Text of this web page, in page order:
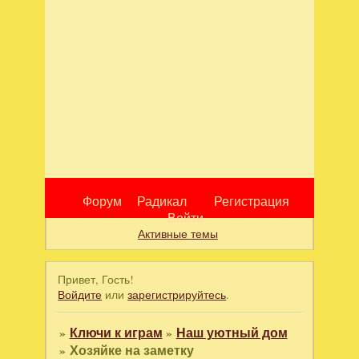
Форум Радикал
Регистрация
Войти
Активные темы
Привет, Гость!
Войдите илизарегистрируйтесь.
» Ключи к играм » Наш уютный дом
» Хозяйке на заметку